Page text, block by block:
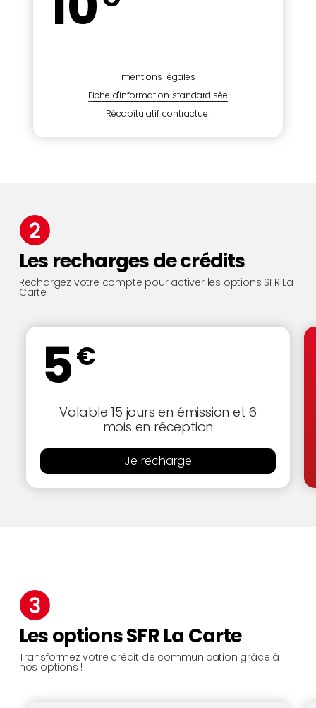
mentions légales
Fiche d'information standardisée
Récapitulatif contractuel
Les recharges de crédits
Rechargez votre compte pour activer les options SFR La
Carte
5€
Valable 15 jours en émission et 6
mois en réception
Je recharge
Les options SFR La Carte
Transformez votre crédit de communication grâce à
nos options !